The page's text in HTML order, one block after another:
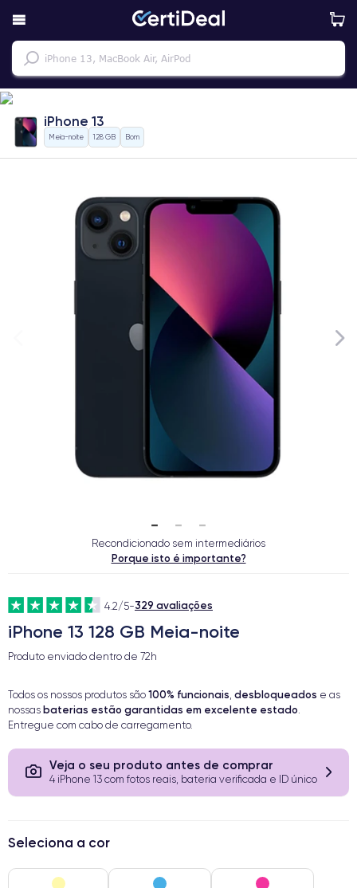
iPhone 13
Meia-noite 128 GB Bom
Recondicionado sem intermediários
Porque isto é importante?
4.2/5-329 avaliações
iPhone 13 128 GB Meia-noite
Produto enviado dentro de 72h
Todos os nossos produtos são 100% funcionais, desbloqueados e as
nossas baterias estão garantidas em excelente estado.
Entregue com cabo de carregamento.
Veja o seu produto antes de comprar
4 iPhone 13 com fotos reais, bateria verificada e ID único
Seleciona a cor